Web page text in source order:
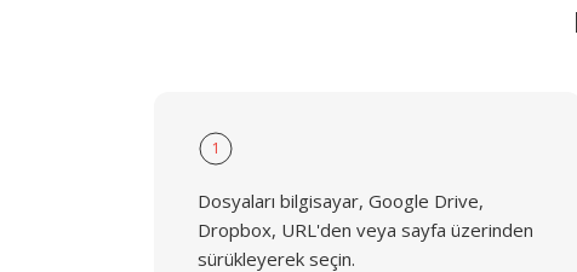
1
Dosyaları bilgisayar, Google Drive,
Dropbox, URL'den veya sayfa üzerinden
sürükleyerek seçin.